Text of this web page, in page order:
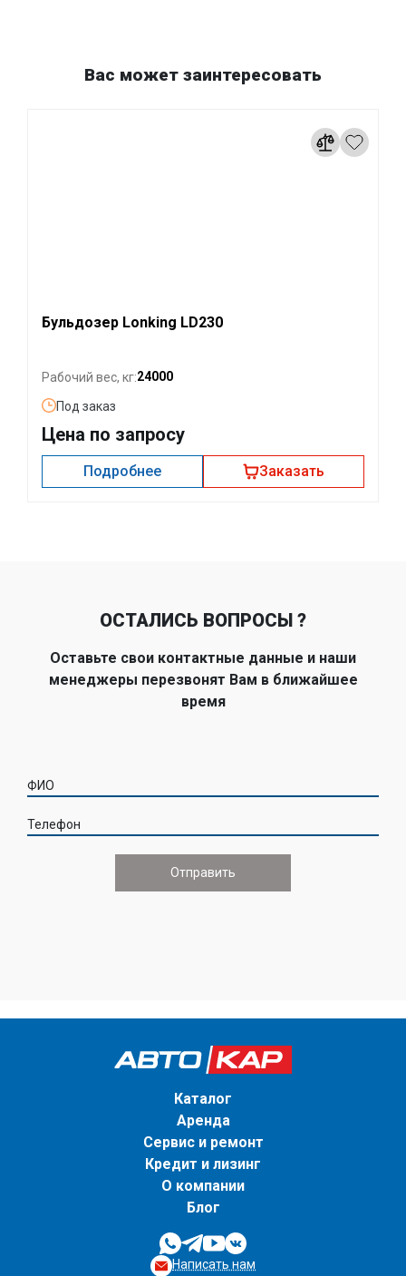
Вас может заинтересовать
Бульдозер Lonking LD230
Рабочий вес, кг:24000
Под заказ
Цена по запросу
Подробнее Заказать
ОСТАЛИСЬ ВОПРОСЫ ?
Оставьте свои контактные данные и наши
менеджеры перезвонят Вам в ближайшее
время
ФИО
Телефон
Каталог
Аренда
Сервис и ремонт
Кредит и лизинг
О компании
Блог
Написать нам